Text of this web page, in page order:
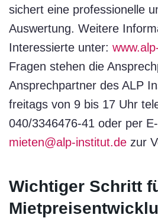
sichert eine professionelle
Auswertung. Weitere
Interessierte unter:
Fragen stehen die
Ansprechpartner des ALP
freitags von 9 bis 17 Uhr
040/3346476-41 oder per
mieten@alp-institut.de zur
Wichtiger Schritt